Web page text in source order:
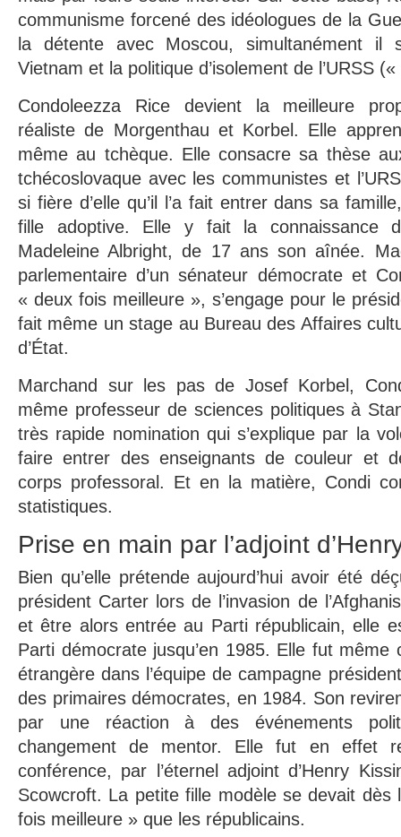
communisme forcené des idéologues de la
la détente avec Moscou, simultanément il
Vietnam et la politique d’isolement de l’URSS
Condoleezza Rice devient la meilleure
réaliste de Morgenthau et Korbel. Elle
même au tchèque. Elle consacre sa thèse
tchécoslovaque avec les communistes et
si fière d’elle qu’il l’a fait entrer dans sa
fille adoptive. Elle y fait la connaissance
Madeleine Albright, de 17 ans son aînée.
parlementaire d’un sénateur démocrate et
« deux fois meilleure », s’engage pour le
fait même un stage au Bureau des Affaires
d’État.
Marchand sur les pas de Josef Korbel,
même professeur de sciences politiques à
très rapide nomination qui s’explique par la
faire entrer des enseignants de couleur et
corps professoral. Et en la matière, Condi
statistiques.
Prise en main par l’adjoint
Bien qu’elle prétende aujourd’hui avoir été
président Carter lors de l’invasion de
et être alors entrée au Parti républicain, elle
Parti démocrate jusqu’en 1985. Elle fut même
étrangère dans l’équipe de campagne
des primaires démocrates, en 1984. Son
par une réaction à des événements
changement de mentor. Elle fut en effet
conférence, par l’éternel adjoint d’Henry
Scowcroft. La petite fille modèle se devait dès
fois meilleure » que les républicains.